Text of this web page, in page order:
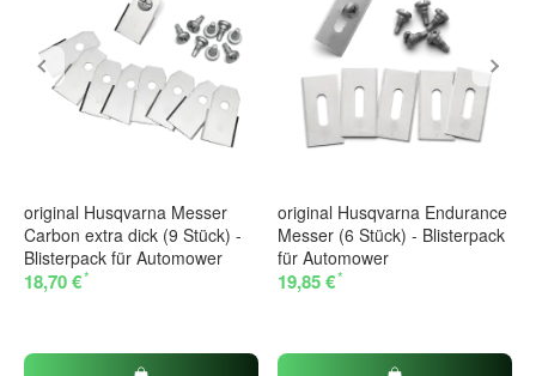
original Husqvarna Messer
Carbon extra dick (9 Stück) -
Blisterpack für Automower
18,70 €*
original Husqvarna Endurance
Messer (6 Stück) - Blisterpack
für Automower
19,85 €*